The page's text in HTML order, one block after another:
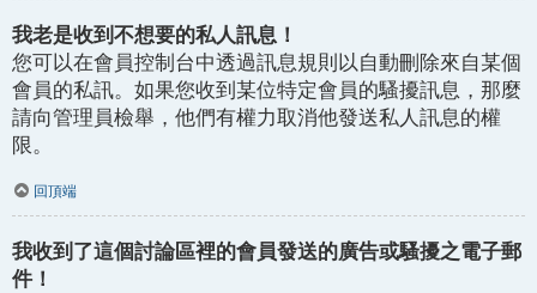
我老是收到不想要的私人訊息！
您可以在會員控制台中透過訊息規則以自動刪除來自某個
會員的私訊。如果您收到某位特定會員的騷擾訊息，那麼
請向管理員檢舉，他們有權力取消他發送私人訊息的權
限。
回頂端
我收到了這個討論區裡的會員發送的廣告或騷擾之電子郵
件！